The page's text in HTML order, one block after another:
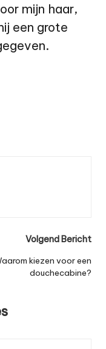
mijn haar,
een grote
Volgend Bericht
kiezen voor een
douchecabine?